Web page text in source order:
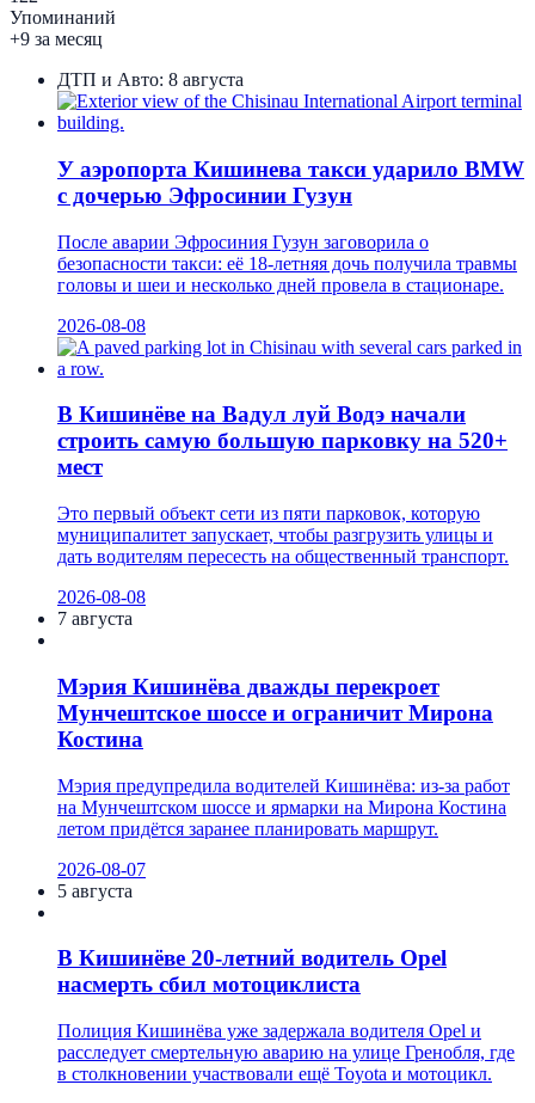
Упоминаний
+9 за месяц
ДТП и Авто: 8 августа
У аэропорта Кишинева такси ударило BMW
с дочерью Эфросинии Гузун
После аварии Эфросиния Гузун заговорила о
безопасности такси: её 18-летняя дочь получила травмы
головы и шеи и несколько дней провела в стационаре.
2026-08-08
В Кишинёве на Вадул луй Водэ начали
строить самую большую парковку на 520+
мест
Это первый объект сети из пяти парковок, которую
муниципалитет запускает, чтобы разгрузить улицы и
дать водителям пересесть на общественный транспорт.
2026-08-08
7 августа
Мэрия Кишинёва дважды перекроет
Мунчештское шоссе и ограничит Мирона
Костина
Мэрия предупредила водителей Кишинёва: из-за работ
на Мунчештском шоссе и ярмарки на Мирона Костина
летом придётся заранее планировать маршрут.
2026-08-07
5 августа
В Кишинёве 20-летний водитель Opel
насмерть сбил мотоциклиста
Полиция Кишинёва уже задержала водителя Opel и
расследует смертельную аварию на улице Гренобля, где
в столкновении участвовали ещё Toyota и мотоцикл.